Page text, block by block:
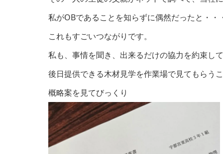
私がOBであることを知らずに偶然だったと・・
これもすごいつながりです。
私も、事情を聞き、出来るだけの協力を約束して
後日提供できる木材見学を作業場で見てもらうこ
概略案を見てびっくり